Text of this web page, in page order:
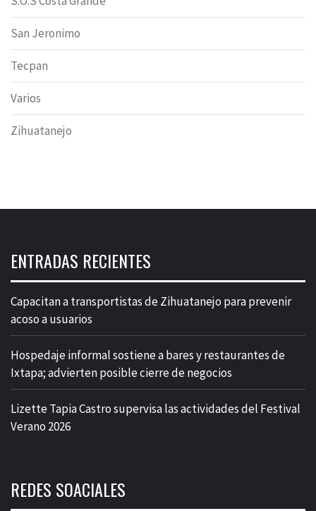
San Jeronimo
Tecpan
Varios
Zihuatanejo
ENTRADAS RECIENTES
Capacitan a transportistas de Zihuatanejo para prevenir
acoso a usuarios
Hospedaje informal sostiene a bares y restaurantes de
Ixtapa; advierten posible cierre de negocios
Lizette Tapia Castro supervisa las actividades del Festival
Verano 2026
REDES SOACIALES